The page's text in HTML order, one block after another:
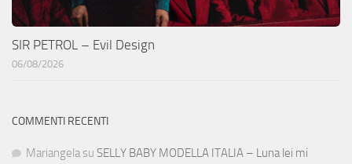
SIR PETROL – Evil Design
06/08/2026
COMMENTI RECENTI
Mariangela su SELLY BABY MODELLA ITALIA – Luna lei mi